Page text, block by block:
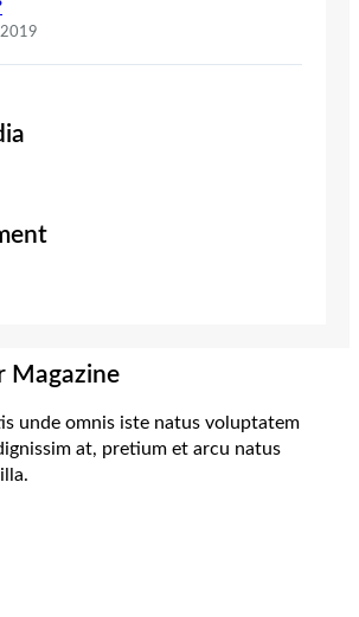
2019
Magazine
unde omnis iste natus voluptatem
at, pretium et arcu natus